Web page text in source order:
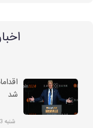
شد
شنبه 13 بهمن 1403